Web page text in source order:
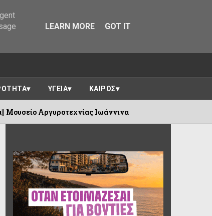
ΥΓΕΙΑ ΚΑΙΡΟΣ
06/08/2026 Δήμος Πωγωνίου :Προσοχή
LEARN MORE GOT IT